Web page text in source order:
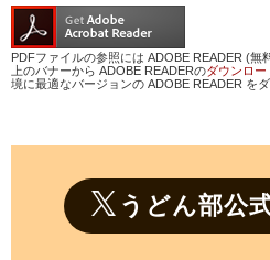
PDFファイルの参照には ADOBE READER (無
上のバナーから ADOBE READERのダウンロー
境に最適なバージョンの ADOBE READER を
うどん部公